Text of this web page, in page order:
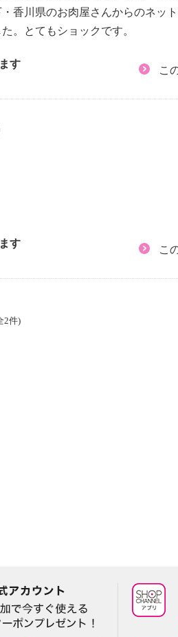
香川県のお肉屋さんからのネッ
。とてもショックです。
す
こ
す
こ
2件)